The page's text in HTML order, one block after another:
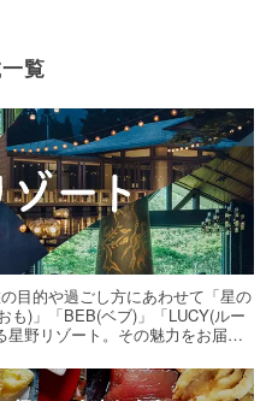
覧
目的や過ごし方にあわせて「星の
も)」「BEB(ベブ)」「LUCY(ルー
野リゾート。その魅力をお届け